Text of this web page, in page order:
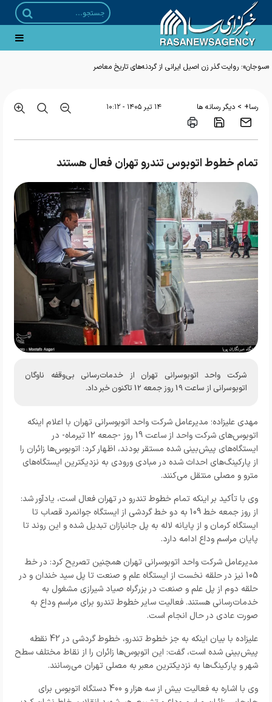
«سوجان»؛ روایت گذر زن اصیل ایرانی از گردنه‌های تاریخ معاصر
رسا+ > دیگر رسانه ها ۱۴ تير ۱۴۰۵ - ۱۰:۱۲
تمام خطوط اتوبوس تندرو تهران فعال هستند
شرکت واحد اتوبوسرانی تهران از خدمات‌رسانی بی‌وقفه ناوگان
اتوبوسرانی از ساعت 19 روز جمعه 12 تاکنون خبر داد.
مهدی علیزاده؛ مدیرعامل شرکت واحد اتوبوسرانی تهران با اعلام اینکه
اتوبوس‌های شرکت واحد از ساعت 19 روز -جمعه 12 تیرماه- در
ایستگاه‌های پیش‌بینی شده مستقر بودند، اظهار کرد: اتوبوس‌ها زائران را
از پارکینگ‌های احداث شده در مبادی ورودی به نزدیکترین ایستگاه‌های
مترو و مصلی منتقل می‌کنند.
وی با تأکید بر اینکه تمام خطوط تندرو در تهران فعال است، یادآور شد:
از روز جمعه خط 109 به دو خط گردشی از ایستگاه جوانمرد قصاب تا
ایستگاه کرمان و از پایانه لاله به پل جانبازان تبدیل شده و این روند تا
پایان مراسم وداع ادامه دارد.
مدیرعامل شرکت واحد اتوبوسرانی تهران همچنین تصریح کرد: در خط
105 نیز در حلقه نخست از ایستگاه علم و صنعت تا پل سید خندان و در
حلقه دوم از پل علم و صنعت در بزرگراه صیاد شیرازی مشغول به
خدمات‌رسانی هستند. فعالیت سایر خطوط تندرو برای مراسم وداع به
صورت عادی در حال انجام است.
علیزاده با بیان اینکه به جز خطوط تندرو، خطوط گردشی در 42 نقطه
پیش‌بینی شده است، گفت: این اتوبوس‌ها زائران را از نقاط مختلف سطح
شهر و پارکینگ‌ها به نزدیکترین معبر به مصلی تهران می‌رسانند.
وی با اشاره به فعالیت بیش از سه هزار و 400 دستگاه اتوبوس برای